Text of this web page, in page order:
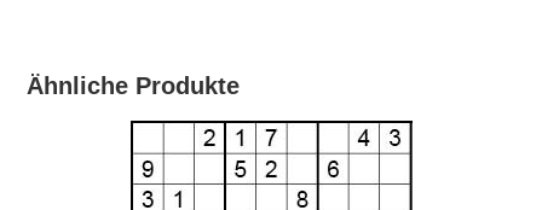
Ähnliche Produkte